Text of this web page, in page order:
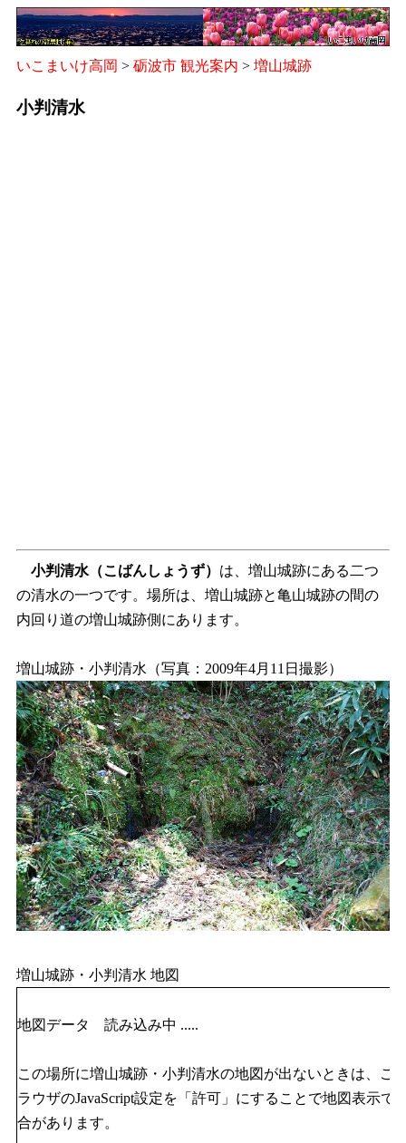
いこまいけ高岡 > 砺波市 観光案内 > 増山城跡
小判清水
小判清水 （こばんしょうず） は、増山城跡にある二つ
の清水の一つです。場所は、増山城跡と亀山城跡の間の
内回り道の増山城跡側にあります。
増山城跡・小判清水（写真：2009年4月11日撮影）
増山城跡・小判清水 地図
地図データ 読み込み中 .....
この場所に増山城跡・小判清水の地図が出ないときは、ご
ラウザのJavaScript設定を「許可」にすることで地図表示で
合があります。